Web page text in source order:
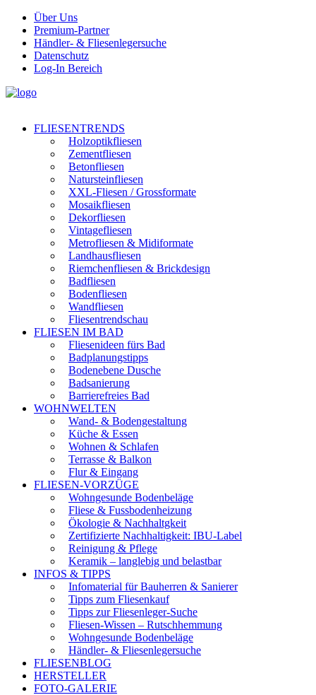
Über Uns
Premium-Partner
Händler- & Fliesenlegersuche
Datenschutz
Log-In Bereich
FLIESENTRENDS
Holzoptikfliesen
Zementfliesen
Betonfliesen
Natursteinfliesen
XXL-Fliesen / Grossformate
Mosaikfliesen
Dekorfliesen
Vintagefliesen
Metrofliesen & Midiformate
Landhausfliesen
Riemchenfliesen & Brickdesign
Badfliesen
Bodenfliesen
Wandfliesen
Fliesentrendschau
FLIESEN IM BAD
Fliesenideen fürs Bad
Badplanungstipps
Bodenebene Dusche
Badsanierung
Barrierefreies Bad
WOHNWELTEN
Wand- & Bodengestaltung
Küche & Essen
Wohnen & Schlafen
Terrasse & Balkon
Flur & Eingang
FLIESEN-VORZÜGE
Wohngesunde Bodenbeläge
Fliese & Fussbodenheizung
Ökologie & Nachhaltgkeit
Zertifizierte Nachhaltigkeit: IBU-Label
Reinigung & Pflege
Keramik – langlebig und belastbar
INFOS & TIPPS
Infomaterial für Bauherren & Sanierer
Tipps zum Fliesenkauf
Tipps zur Fliesenleger-Suche
Fliesen-Wissen – Rutschhemmung
Wohngesunde Bodenbeläge
Händler- & Fliesenlegersuche
FLIESENBLOG
HERSTELLER
FOTO-GALERIE